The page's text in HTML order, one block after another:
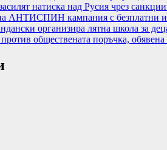
натиска над Русия чрез
АНТИСПИН кампания с безплатни и
организира лятна школа за
обществената поръчка,